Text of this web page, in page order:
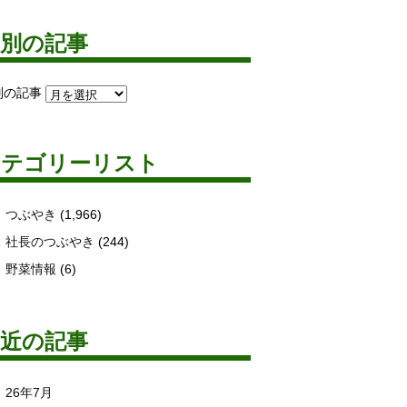
の記事
の記事
ゴリーリスト
つぶやき (1,966)
社長のつぶやき (244)
野菜情報 (6)
の記事
26年7月